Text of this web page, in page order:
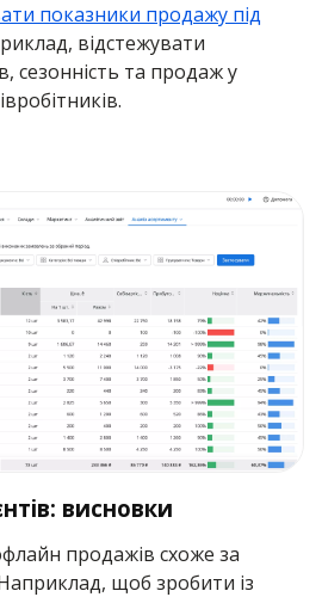
показники продажу під
відстежувати
сезонність та продаж у
висновки
продажів схоже за
щоб зробити із